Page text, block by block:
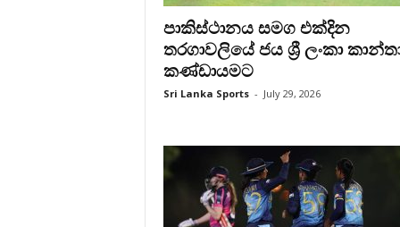
පාකිස්ථානය සමග එක්දින
තරගාවලියේ ජය ශ්‍රී ලංකා
කණ්ඩායමට
Sri Lanka Sports - July 29, 2026